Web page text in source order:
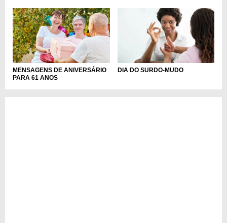
MENSAGENS DE ANIVERSÁRIO
PARA 61 ANOS
DIA DO SURDO-MUDO